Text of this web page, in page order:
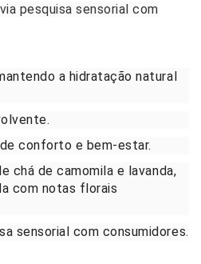
pesquisa sensorial com
a hidratação natural
conforto e bem-estar.
chá de camomila e lavanda,
com notas florais
sensorial com consumidores.